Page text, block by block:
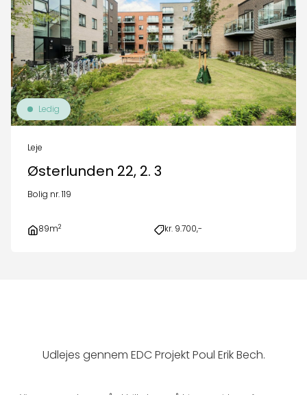
Ledig
Leje
Østerlunden 22, 2. 3
Bolig nr. 119
89m2 kr. 9.700,-
Udlejes gennem EDC Projekt Poul Erik Bech.